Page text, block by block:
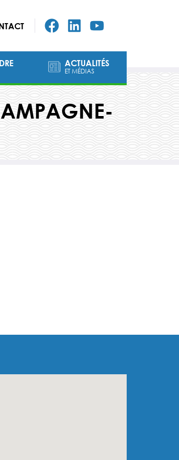
ACTUALITÉS
ET MÉDIAS